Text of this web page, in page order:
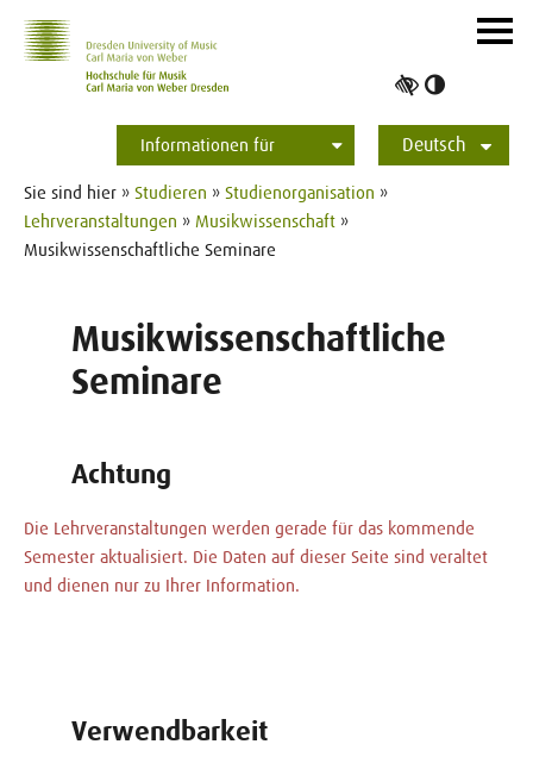
Informationen für
Studierende
Bewerber*innen
International
Presse
Alumni
Deutsch
ein-/
Sie sind hier » Studieren » Studienorganisation »
Lehrveranstaltungen » Musikwissenschaft »
Musikwissenschaftliche Seminare
Musikwissenschaftliche
Seminare
Achtung
Die Lehrveranstaltungen werden gerade für das kommende
Semester aktualisiert. Die Daten auf dieser Seite sind veraltet
und dienen nur zu Ihrer Information.
Verwendbarkeit